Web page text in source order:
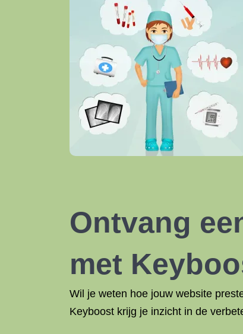
Ontvang
met
Wil je weten hoe jouw website
Keyboost krijg je inzicht in de